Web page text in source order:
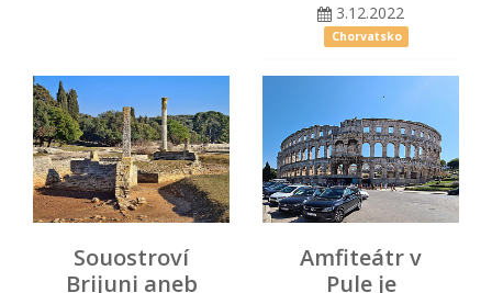
3.12.2022
Chorvatsko
Souostroví
Brijuni aneb
Amfiteátr v
Pule je